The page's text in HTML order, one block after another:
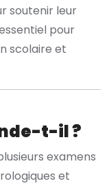
soutenir leur
pour
scolaire et
t-il ?
examens
et